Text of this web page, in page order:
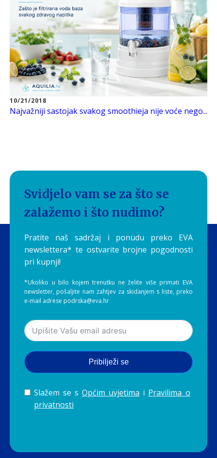
10/21/2018
Najvažniji sastojak svakog smoothieja nije voće nego...
Svidjelo vam se za što se
zalažemo i što nudimo?
Pratite naš sadržaj i ponudu preko EVA
newslettera* te ostvarite brojne pogodnosti
pri kupnji!
*Ukoliko u bilo kojem trenutku ne želite više primati EVA
newsletter, pošaljite nam zahtjev za skidanjem s liste, preko
e-mail adrese podrska@eva.hr
Pribilježi se
Slažem se s Općim uvjetima i Pravilima o
privatnosti